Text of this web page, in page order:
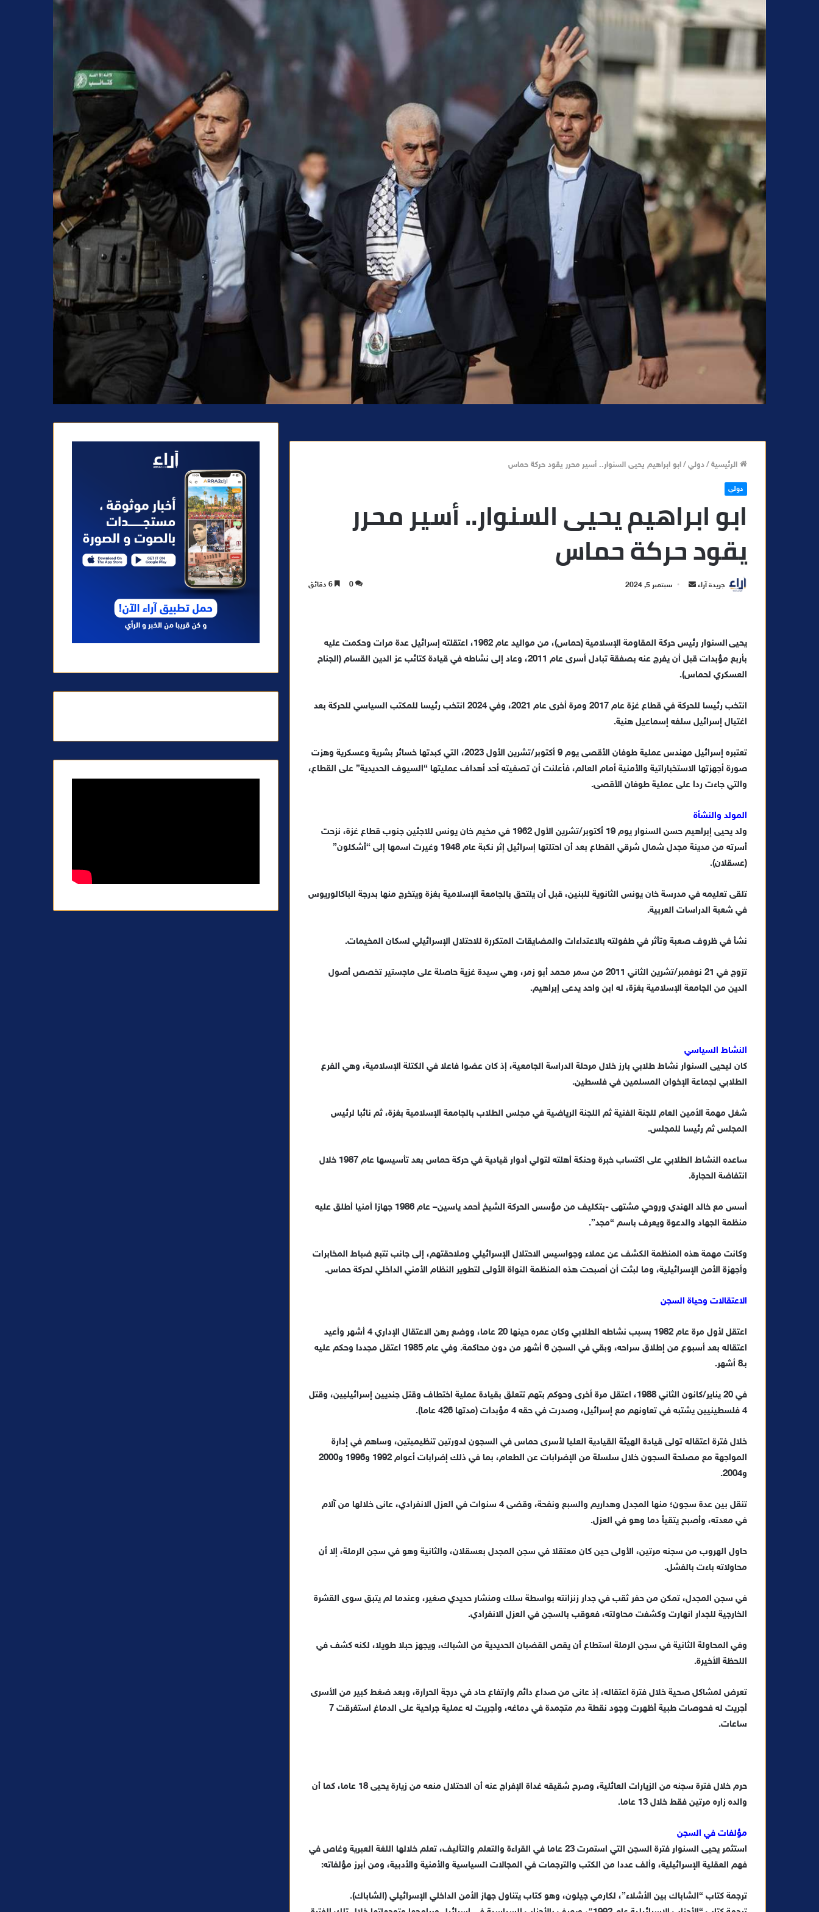
الرئيسية/دولي/ابو ابراهيم يحيى السنوار.. أسير محرر يقود حركة حماس
دولي
ابو ابراهيم يحيى السنوار.. أسير محرر
يقود حركة حماس
جريدة آراء
ب
ر
ي
و
ا
سبتمبر 5, 2024 0
يحيى السنوار رئيس حركة المقاومة الإسلامية (حماس)، من مواليد عام 1962، اعتقلته إسرائيل عدة مرات وحكمت عليه
بأربع مؤبدات قبل أن يفرج عنه بصفقة تبادل أسرى عام 2011، وعاد إلى نشاطه في قيادة كتائب عز الدين القسام (الجناح
العسكري لحماس).
انتخب رئيسا للحركة في قطاع غزة عام 2017 ومرة أخرى عام 2021، وفي 2024 انتخب رئيسا للمكتب السياسي للحركة بعد
اغتيال إسرائيل سلفه إسماعيل هنية.
تعتبره إسرائيل مهندس عملية طوفان الأقصى يوم 9 أكتوبر/تشرين الأول 2023، التي كبدتها خسائر بشرية وعسكرية وهزت
صورة أجهزتها الاستخباراتية والأمنية أمام العالم، فأعلنت أن تصفيته أحد أهداف عمليتها “السيوف الحديدية” على القطاع،
والتي جاءت ردا على عملية طوفان الأقصى.
المولد والنشأة
ولد يحيى إبراهيم حسن السنوار يوم 19 أكتوبر/تشرين الأول 1962 في مخيم خان يونس للاجئين جنوب قطاع غزة، نزحت
أسرته من مدينة مجدل شمال شرقي القطاع بعد أن احتلتها إسرائيل إثر نكبة عام 1948 وغيرت اسمها إلى “أشكلون”
(عسقلان).
تلقى تعليمه في مدرسة خان يونس الثانوية للبنين، قبل أن يلتحق بالجامعة الإسلامية بغزة ويتخرج منها بدرجة الباكالوريوس
في شعبة الدراسات العربية.
نشأ في ظروف صعبة وتأثر في طفولته بالاعتداءات والمضايقات المتكررة للاحتلال الإسرائيلي لسكان المخيمات.
تزوج في 21 نوفمبر/تشرين الثاني 2011 من سمر محمد أبو زمر، وهي سيدة غزية حاصلة على ماجستير تخصص أصول
الدين من الجامعة الإسلامية بغزة، له ابن واحد يدعى إبراهيم.
النشاط السياسي
كان ليحيى السنوار نشاط طلابي بارز خلال مرحلة الدراسة الجامعية، إذ كان عضوا فاعلا في الكتلة الإسلامية، وهي الفرع
الطلابي لجماعة الإخوان المسلمين في فلسطين.
شغل مهمة الأمين العام للجنة الفنية ثم اللجنة الرياضية في مجلس الطلاب بالجامعة الإسلامية بغزة، ثم نائبا لرئيس
المجلس ثم رئيسا للمجلس.
ساعده النشاط الطلابي على اكتساب خبرة وحنكة أهلته لتولي أدوار قيادية في حركة حماس بعد تأسيسها عام 1987 خلال
انتفاضة الحجارة.
أسس مع خالد الهندي وروحي مشتهى -بتكليف من مؤسس الحركة الشيخ أحمد ياسين– عام 1986 جهازا أمنيا أطلق عليه
منظمة الجهاد والدعوة ويعرف باسم “مجد”.
وكانت مهمة هذه المنظمة الكشف عن عملاء وجواسيس الاحتلال الإسرائيلي وملاحقتهم، إلى جانب تتبع ضباط المخابرات
وأجهزة الأمن الإسرائيلية، وما لبثت أن أصبحت هذه المنظمة النواة الأولى لتطوير النظام الأمني الداخلي لحركة حماس.
الاعتقالات وحياة السجن
اعتقل لأول مرة عام 1982 بسبب نشاطه الطلابي وكان عمره حينها 20 عاما، ووضع رهن الاعتقال الإداري 4 أشهر وأعيد
اعتقاله بعد أسبوع من إطلاق سراحه، وبقي في السجن 6 أشهر من دون محاكمة. وفي عام 1985 اعتقل مجددا وحكم عليه
بـ8 أشهر.
في 20 يناير/كانون الثاني 1988، اعتقل مرة أخرى وحوكم بتهم تتعلق بقيادة عملية اختطاف وقتل جنديين إسرائيليين، وقتل
4 فلسطينيين يشتبه في تعاونهم مع إسرائيل، وصدرت في حقه 4 مؤبدات (مدتها 426 عاما).
خلال فترة اعتقاله تولى قيادة الهيئة القيادية العليا لأسرى حماس في السجون لدورتين تنظيميتين، وساهم في إدارة
المواجهة مع مصلحة السجون خلال سلسلة من الإضرابات عن الطعام، بما في ذلك إضرابات أعوام 1992 و1996 و2000
و2004.
تنقل بين عدة سجون؛ منها المجدل وهداريم والسبع ونفحة، وقضى 4 سنوات في العزل الانفرادي، عانى خلالها من آلام
في معدته، وأصبح يتقيأ دما وهو في العزل.
حاول الهروب من سجنه مرتين، الأولى حين كان معتقلا في سجن المجدل بعسقلان، والثانية وهو في سجن الرملة، إلا أن
محاولاته باءت بالفشل.
في سجن المجدل، تمكن من حفر ثقب في جدار زنزانته بواسطة سلك ومنشار حديدي صغير، وعندما لم يتبق سوى القشرة
الخارجية للجدار انهارت وكشفت محاولته، فعوقب بالسجن في العزل الانفرادي.
وفي المحاولة الثانية في سجن الرملة استطاع أن يقص القضبان الحديدية من الشباك، ويجهز حبلا طويلا، لكنه كشف في
اللحظة الأخيرة.
تعرض لمشاكل صحية خلال فترة اعتقاله، إذ عانى من صداع دائم وارتفاع حاد في درجة الحرارة، وبعد ضغط كبير من الأسرى
أجريت له فحوصات طبية أظهرت وجود نقطة دم متجمدة في دماغه، وأجريت له عملية جراحية على الدماغ استغرقت 7
ساعات.
حرم خلال فترة سجنه من الزيارات العائلية، وصرح شقيقه غداة الإفراج عنه أن الاحتلال منعه من زيارة يحيى 18 عاما، كما أن
والده زاره مرتين فقط خلال 13 عاما.
مؤلفات في السجن
استثمر يحيى السنوار فترة السجن التي استمرت 23 عاما في القراءة والتعلم والتأليف، تعلم خلالها اللغة العبرية وغاص في
فهم العقلية الإسرائيلية، وألف عددا من الكتب والترجمات في المجالات السياسية والأمنية والأدبية، ومن أبرز مؤلفاته:
ترجمة كتاب “الشاباك بين الأشلاء”، لكارمي جيلون، وهو كتاب يتناول جهاز الأمن الداخلي الإسرائيلي (الشاباك).